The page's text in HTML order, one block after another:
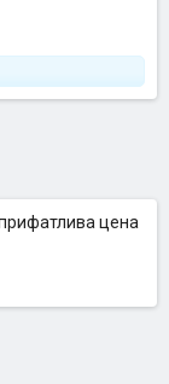
цена